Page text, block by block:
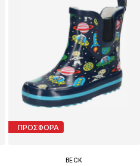
ΠΡΟΣΦΟΡΑ
BECK